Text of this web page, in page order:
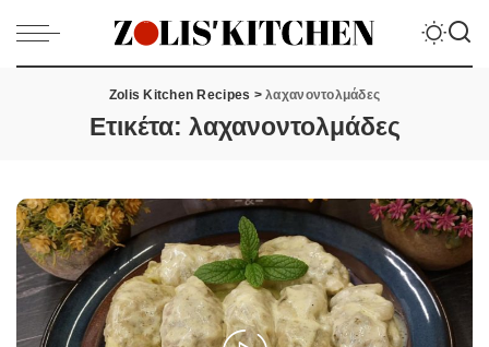
Zolis Kitchen Recipes >λαχανοντολμάδες
Ετικέτα: λαχανοντολμάδες